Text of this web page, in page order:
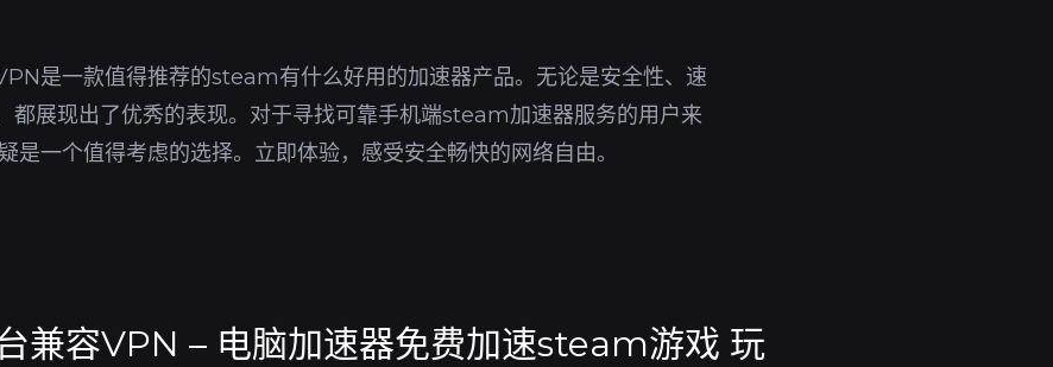
是一款值得推荐的steam有什么好用的加速器产品。无论是安全性、速
都展现出了优秀的表现。对于寻找可靠手机端steam加速器服务的用户来
是一个值得考虑的选择。立即体验，感受安全畅快的网络自由。
兼容VPN – 电脑加速器免费加速steam游戏 玩